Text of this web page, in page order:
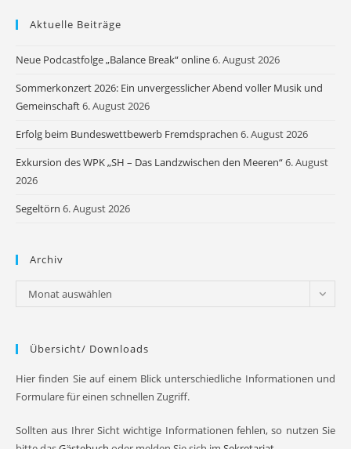
Aktuelle Beiträge
Neue Podcastfolge „Balance Break“ online6. August 2026
Sommerkonzert 2026: Ein unvergesslicher Abend voller Musik und
Gemeinschaft6. August 2026
Erfolg beim Bundeswettbewerb Fremdsprachen 6. August 2026
Exkursion des WPK „SH – Das Landzwischen den Meeren“6. August
2026
Segeltörn 6. August 2026
Archiv
Archiv
Monat auswählen
Übersicht/ Downloads
Hier finden Sie auf einem Blick unterschiedliche Informationen und
Formulare für einen schnellen Zugriff.
Sollten aus Ihrer Sicht wichtige Informationen fehlen, so nutzen Sie